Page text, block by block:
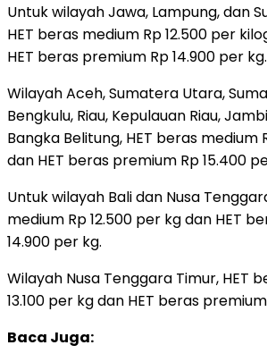
Untuk wilayah Jawa, Lampung, dan
HET beras medium Rp 12.500 per
HET beras premium Rp 14.900 per kg.
Wilayah Aceh, Sumatera Utara,
Bengkulu, Riau, Kepulauan Riau,
Bangka Belitung, HET beras medium
dan HET beras premium Rp 15.400
Untuk wilayah Bali dan Nusa
medium Rp 12.500 per kg dan HET
14.900 per kg.
Wilayah Nusa Tenggara Timur, HET
13.100 per kg dan HET beras
Baca Juga: